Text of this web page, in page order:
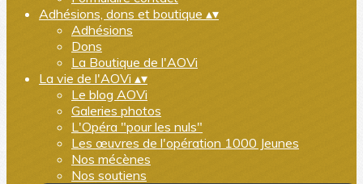
Adhésions, dons et boutique ▴▾
Adhésions
Dons
La Boutique de l'AOVi
La vie de l'AOVi ▴▾
Le blog AOVi
Galeries photos
L'Opéra "pour les nuls"
Les œuvres de l'opération 1000 Jeunes
Nos mécènes
Nos soutiens